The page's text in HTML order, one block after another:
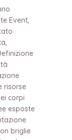
Event,
risorse
corpi
esposte
briglie